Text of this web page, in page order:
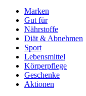
Marken
Gut für
Nährstoffe
Diät & Abnehmen
Sport
Lebensmittel
Körperpflege
Geschenke
Aktionen